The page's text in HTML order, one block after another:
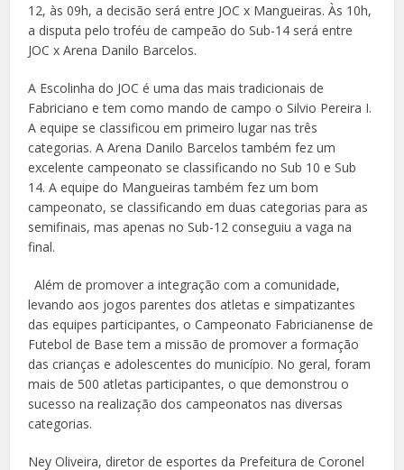
12, às 09h, a decisão será entre JOC x Mangueiras. Às 10h,
a disputa pelo troféu de campeão do Sub-14 será entre
JOC x Arena Danilo Barcelos.
A Escolinha do JOC é uma das mais tradicionais de
Fabriciano e tem como mando de campo o Silvio Pereira I.
A equipe se classificou em primeiro lugar nas três
categorias. A Arena Danilo Barcelos também fez um
excelente campeonato se classificando no Sub 10 e Sub
14. A equipe do Mangueiras também fez um bom
campeonato, se classificando em duas categorias para as
semifinais, mas apenas no Sub-12 conseguiu a vaga na
final.
Além de promover a integração com a comunidade,
levando aos jogos parentes dos atletas e simpatizantes
das equipes participantes, o Campeonato Fabricianense de
Futebol de Base tem a missão de promover a formação
das crianças e adolescentes do município. No geral, foram
mais de 500 atletas participantes, o que demonstrou o
sucesso na realização dos campeonatos nas diversas
categorias.
Ney Oliveira, diretor de esportes da Prefeitura de Coronel